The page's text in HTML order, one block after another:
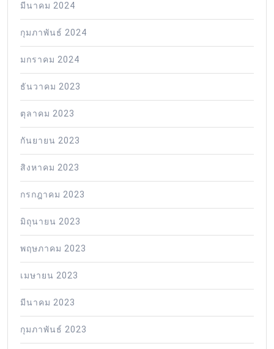
มีนาคม 2024
กุมภาพันธ์ 2024
มกราคม 2024
ธันวาคม 2023
ตุลาคม 2023
กันยายน 2023
สิงหาคม 2023
กรกฎาคม 2023
มิถุนายน 2023
พฤษภาคม 2023
เมษายน 2023
มีนาคม 2023
กุมภาพันธ์ 2023